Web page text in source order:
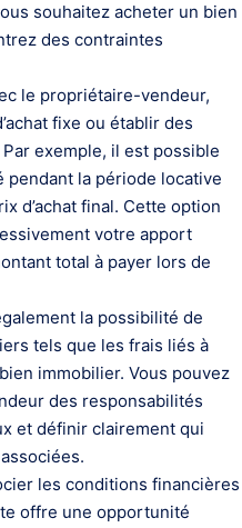
souhaitez acheter un bien
des contraintes
le propriétaire-vendeur,
fixe ou établir des
exemple, il est possible
pendant la période locative
d’achat final. Cette option
votre apport
total à payer lors de
la possibilité de
tels que les frais liés à
immobilier. Vous pouvez
des responsabilités
et définir clairement qui
les conditions financières
offre une opportunité